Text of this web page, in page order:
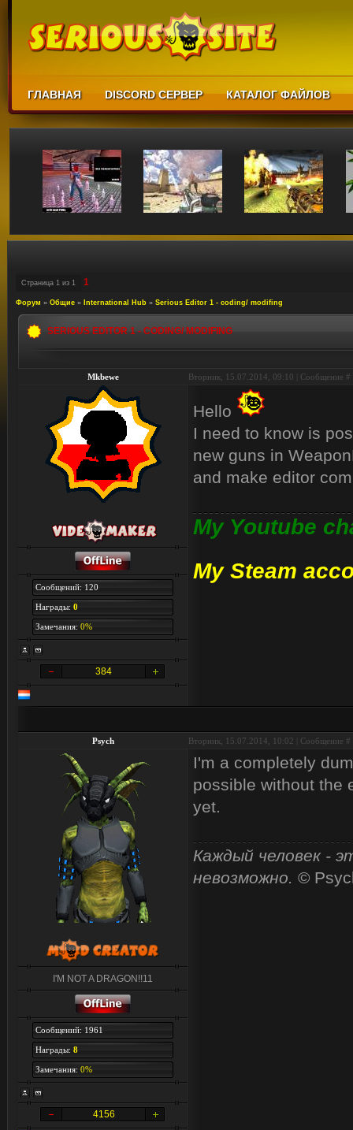
ГЛАВНАЯ DISCORD СЕРВЕР КАТАЛОГ ФАЙЛОВ
Страница 1 из 1 1
Форум » Общие » International Hub » Serious Editor 1 - coding/ modifing
SERIOUS EDITOR 1 - CODING/ MODIFING
Mkbewe Вторник, 15.07.2014, 09:10 | Сообщение #
Сообщений: 120
Награды: 0
Замечания: 0%
384
Hello
I need to know is
new guns in
and make editor
My Youtube
My Steam
Psych Вторник, 15.07.2014, 10:02 | Сообщение #
I'M NOT A DRAGON!!11
Сообщений: 1961
Награды: 8
Замечания: 0%
4156
I'm a completely
possible without the
yet.
Каждый человек -
невозможно. ©